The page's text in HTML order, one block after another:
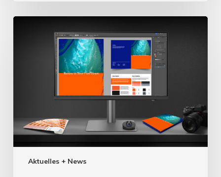
Aktuelles + News